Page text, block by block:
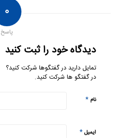
۰
پاسخ
دیدگاه خود را ثبت کنید
تمایل دارید در گفتگوها شرکت کنید؟
در گفتگو ها شرکت کنید.
نام*
ایمیل*